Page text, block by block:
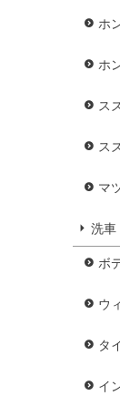
ホ
ホ
ス
ス
マ
洗車
ボ
ウ
タ
イ